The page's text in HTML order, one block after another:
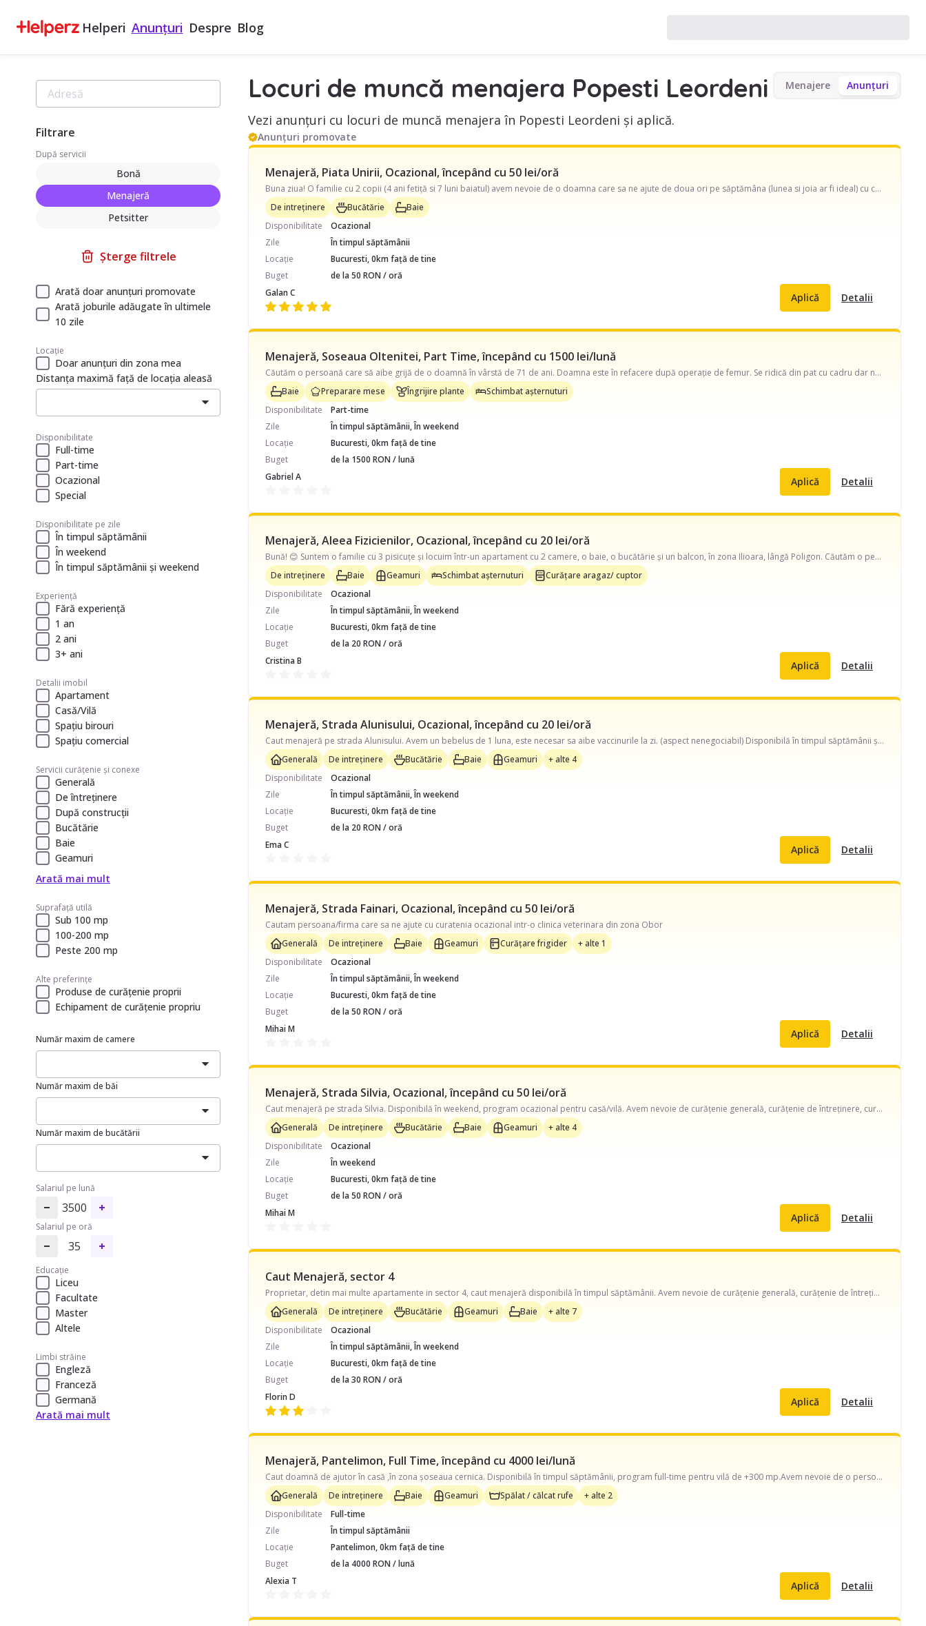
Helperi Anunțuri Despre Blog
Filtrare
După servicii
Bonă
Menajeră
Petsitter
Șterge filtrele
Arată doar anunțuri promovate
Arată joburile adăugate în ultimele
10 zile
Locație
Doar anunțuri din zona mea
Distanța maximă față de locația aleasă
Disponibilitate
Full-time
Part-time
Ocazional
Special
Disponibilitate pe zile
În timpul săptămânii
În weekend
În timpul săptămânii și weekend
Experiență
Fără experiență
1 an
2 ani
3+ ani
Detalii imobil
Apartament
Casă/Vilă
Spațiu birouri
Spațiu comercial
Servicii curățenie și conexe
Generală
De întreținere
După construcții
Bucătărie
Baie
Geamuri
Arată mai mult
Suprafață utilă
Sub 100 mp
100-200 mp
Peste 200 mp
Alte preferințe
Produse de curățenie proprii
Echipament de curățenie propriu
Număr maxim de camere
Număr maxim de băi
Număr maxim de bucătării
Salariul pe lună
3500
Salariul pe oră
35
Educație
Liceu
Facultate
Master
Altele
Limbi străine
Engleză
Franceză
Germană
Arată mai mult
Locuri de muncă menajera Popesti Leordeni
Vezi anunțuri cu locuri de muncă menajera în Popesti Leordeni și aplică.
Menajere Anunțuri
Anunțuri promovate
Menajeră, Piata Unirii, Ocazional, începând cu 50 lei/oră
Buna ziua! O familie cu 2 copii (4 ani fetiță si 7 luni baiatul) avem nevoie de o doamna care sa ne ajute de doua ori pe săptămâna (lunea si joia ar fi ideal) cu curățenia de întreținere si cu mâncare tradițională gătită natural pentru familie.
De intreținere
Bucătărie
Baie
Disponibilitate
Ocazional
Zile
În timpul săptămânii
Locație
Bucuresti, 0km față de tine
Buget
de la 50 RON / oră
Galan C
Aplică Detalii
Menajeră, Soseaua Oltenitei, Part Time, începând cu 1500 lei/lună
Căutăm o persoană care să aibe grijă de o doamnă în vârstă de 71 de ani. Doamna este în refacere după operație de femur. Se ridică din pat cu cadru dar nu poate face prea mult efort pt moment. Are nevoie de cineva care să o ajute cu gătitul, mică curățenie și schimbat pampersul:
Baie
Preparare mese Îngrijire plante
Schimbat așternuturi
Disponibilitate
Part-time
Zile
În timpul săptămânii, În weekend
Locație
Bucuresti, 0km față de tine
Buget
de la 1500 RON / lună
Gabriel A
Aplică Detalii
Menajeră, Aleea Fizicienilor, Ocazional, începând cu 20 lei/oră
Bună! 😊 Suntem o familie cu 3 pisicuțe și locuim într-un apartament cu 2 camere, o baie, o bucătărie și un balcon, în zona Ilioara, lângă Poligon. Căutăm o persoană de încredere care să ne ajute cu curățenia. Ne dorim pe cineva atent, responsabil și care iubește animalele, deoarece pisicile fac parte din familie și vor fi prin preajmă în timpul vizitei. 🐈🐈🐈 Dacă ți se potrivește, ne-ar plăcea să ne cunoaștem!
De intreținere
Baie Geamuri Schimbat așternuturi
Curățare aragaz/ cuptor
Disponibilitate
Ocazional
Zile
În timpul săptămânii, În weekend
Locație
Bucuresti, 0km față de tine
Buget
de la 20 RON / oră
Cristina B
Aplică Detalii
Menajeră, Strada Alunisului, Ocazional, începând cu 20 lei/oră
Caut menajeră pe strada Alunisului. Avem un bebelus de 1 luna, este necesar sa aibe vaccinurile la zi. (aspect nenegociabil) Disponibilă în timpul săptămânii și în weekend, program ocazional pentru apartament 3 camera. Avem nevoie de curățenie generală, curățenie de întreținere, curățenie bucătărie, curățenie baie și curățenie geamuri, și ajutor cu spălat / călcat rufe, schimbat așternuturi, curățare aragaz/ cuptor, curățare frigider.
Generală
De intreținere Bucătărie Baie Geamuri
+ alte 4
Disponibilitate
Ocazional
Zile
În timpul săptămânii, În weekend
Locație
Bucuresti, 0km față de tine
Buget
de la 20 RON / oră
Ema C
Aplică Detalii
Menajeră, Strada Fainari, Ocazional, începând cu 50 lei/oră
Cautam persoana/firma care sa ne ajute cu curatenia ocazional intr-o clinica veterinara din zona Obor
Generală
De intreținere Baie Geamuri Curățare frigider
+ alte 1
Disponibilitate
Ocazional
Zile
În timpul săptămânii, În weekend
Locație
Bucuresti, 0km față de tine
Buget
de la 50 RON / oră
Mihai M
Aplică Detalii
Menajeră, Strada Silvia, Ocazional, începând cu 50 lei/oră
Caut menajeră pe strada Silvia. Disponibilă în weekend, program ocazional pentru casă/vilă. Avem nevoie de curățenie generală, curățenie de întreținere, curățenie bucătărie, curățenie baie, curățenie geamuri și ajutor cu spălat/călcat rufe, schimbat așternuturi, curățare aragaz/cuptor, curățare frigider, împachetat rufe si puse in dulap.
Generală
De intreținere Bucătărie Baie Geamuri
+ alte 4
Disponibilitate
Ocazional
Zile
În weekend
Locație
Bucuresti, 0km față de tine
Buget
de la 50 RON / oră
Mihai M
Aplică Detalii
Caut Menajeră, sector 4
Proprietar, detin mai multe apartamente in sector 4, caut menajeră disponibilă în timpul săptămânii. Avem nevoie de curățenie generală, curățenie de întreținere, curățenie bucătărie, curățenie geamuri, curățenie baie și curățenie după construcții și ajutor cu spălat haine, schimbat așternuturi, curățare aragaz/ cuptor, curățare frigider, îngrijire plante și prepararea mâncării.
Generală
De intreținere Bucătărie Geamuri Baie
+ alte 7
Disponibilitate
Ocazional
Zile
În timpul săptămânii, În weekend
Locație
Bucuresti, 0km față de tine
Buget
de la 30 RON / oră
Florin D
Aplică Detalii
Menajeră, Pantelimon, Full Time, începând cu 4000 lei/lună
Caut doamnă de ajutor în casă ,în zona șoseaua cernica. Disponibilă în timpul săptămânii, program full-time pentru vilă de +300 mp.Avem nevoie de o persoană plăcută care să fie deschisă și cu copii, sa ne ajute zilnic la treburile casei. Ne dorim o colaborare pe termen lung. Salariul este negociabil.
Generală
De intreținere Baie Geamuri Spălat / călcat rufe
+ alte 2
Disponibilitate
Full-time
Zile
În timpul săptămânii
Locație
Pantelimon, 0km față de tine
Buget
de la 4000 RON / lună
Alexia T
Aplică Detalii